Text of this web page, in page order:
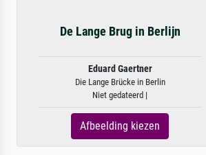
De Lange Brug in Berlijn
Eduard Gaertner
Die Lange Brücke in Berlin
Niet gedateerd |
Afbeelding kiezen